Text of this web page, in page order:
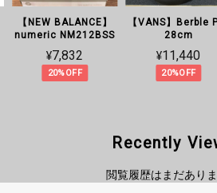
【NEW BALANCE】
numeric NM212BSS
¥7,832
20%OFF
【VANS】Berble
28cm
¥11,440
20%OFF
Recently
閲覧履歴はまだありま